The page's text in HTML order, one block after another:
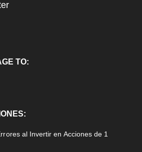
TO:
al Invertir en Acciones de 1